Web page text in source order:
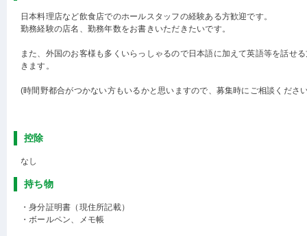
日本料理店など飲食店でのホールスタッフの経験ある方歓迎です。
勤務経験の店名、勤務年数をお書きいただきたいです。
また、外国のお客様も多くいらっしゃるので日本語に加えて英語等を話せ
きます。
(時間野都合がつかない方もいるかと思いますので、募集時にご相談くださ
控除
なし
持ち物
・身分証明書（現住所記載）
・ボールペン、メモ帳